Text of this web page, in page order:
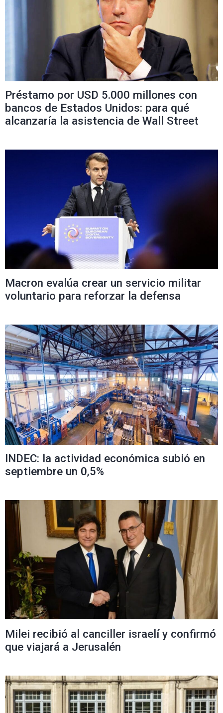
Préstamo por USD 5.000 millones con
bancos de Estados Unidos: para qué
alcanzaría la asistencia de Wall Street
Macron evalúa crear un servicio militar
voluntario para reforzar la defensa
INDEC: la actividad económica subió en
septiembre un 0,5%
Milei recibió al canciller israelí y confirmó
que viajará a Jerusalén